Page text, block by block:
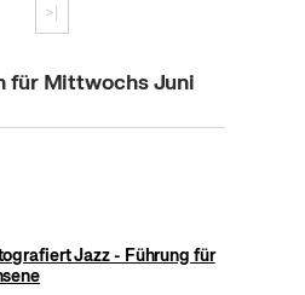
>|
für Mittwochs Juni
Jazz - Führung für